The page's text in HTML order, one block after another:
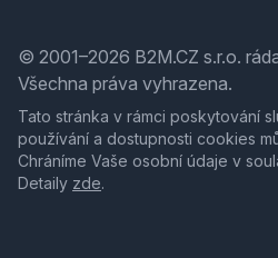
© 2001–2026 B2M.CZ s.r.o.
Všechna práva vyhrazena.
Tato stránka v rámci poskytování
používání a dostupnosti cookies
Chráníme Vaše osobní údaje v
Detaily zde.